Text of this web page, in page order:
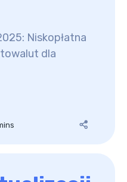
Niskopłatna
dla